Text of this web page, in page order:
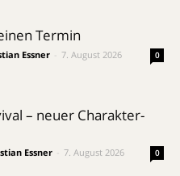
Termin
Essner 7. August 2026 0
– neuer Charakter-
Essner 7. August 2026 0